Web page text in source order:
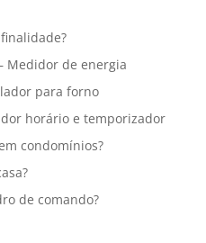
Medidor de energia
para forno
horário e temporizador
condomínios?
de comando?